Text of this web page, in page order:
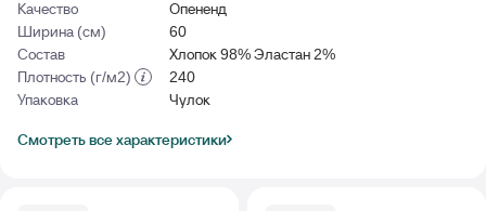
Качество
Опененд
Ширина (см)
60
Состав
Хлопок 98% Эластан 2%
Плотность (г/м2)
240
Упаковка
Чулок
Смотреть все характеристики